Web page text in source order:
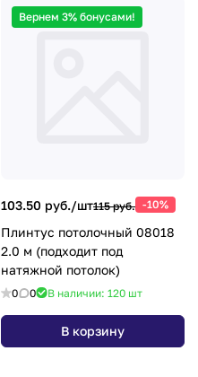
Вернем 3% бонусами!
103.50 руб./шт115 руб. -10%
Плинтус потолочный 08018
2.0 м (подходит под
натяжной потолок)
0 0 В наличии: 120 шт
В корзину